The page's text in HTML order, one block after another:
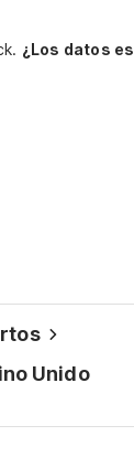
¿Los datos
Unido